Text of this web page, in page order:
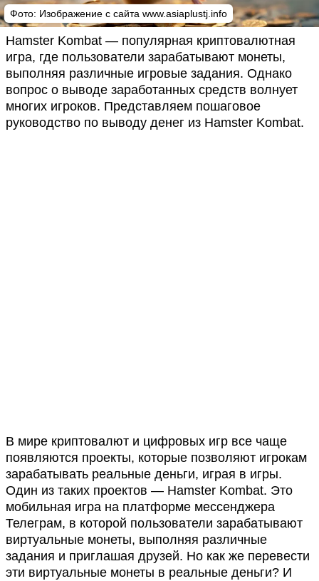
Фото: Изображение с сайта www.asiaplustj.info
Hamster Kombat — популярная криптовалютная
игра, где пользователи зарабатывают монеты,
выполняя различные игровые задания. Однако
вопрос о выводе заработанных средств волнует
многих игроков. Представляем пошаговое
руководство по выводу денег из Hamster Kombat.
В мире криптовалют и цифровых игр все чаще
появляются проекты, которые позволяют игрокам
зарабатывать реальные деньги, играя в игры.
Один из таких проектов — Hamster Kombat. Это
мобильная игра на платформе мессенджера
Телеграм, в которой пользователи зарабатывают
виртуальные монеты, выполняя различные
задания и приглашая друзей. Но как же перевести
эти виртуальные монеты в реальные деньги? И